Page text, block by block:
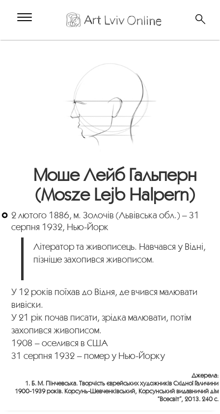
Моше Лейб Гальперн
(Mosze Lejb Halpern)
2 лютого 1886, м. Золочів (Львівська обл.) – 31
серпня 1932, Нью-Йорк
Літератор та живописець. Навчався у Відні,
пізніше захопився живописом.
У 12 років поїхав до Відня, де вчився малювати
вивіски.
У 21 рік почав писати, зрідка малювати, потім
захопився живописом.
1908 – оселився в США
31 серпня 1932 – помер у Нью-Йорку
Джерела:
1. Б. М. Пінчевська. Творчість єврейських художників Східної Галичини
1900-1939 років. Корсунь-Шевченківський, Корсунський видавничий дім
“Всесвіт”, 2013. 240 с.